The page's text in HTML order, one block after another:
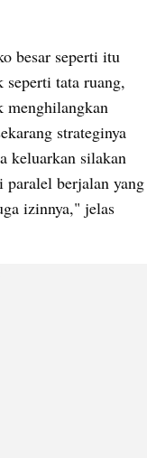
besar seperti itu
seperti tata ruang,
strateginya
keluarkan silakan
paralel berjalan yang
izinnya," jelas